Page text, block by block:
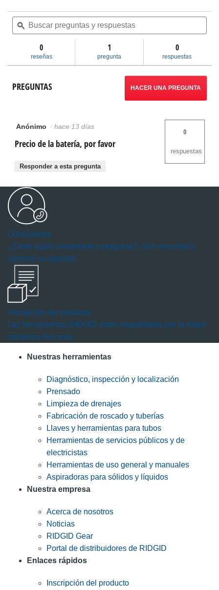
hay
de
de
litio
avanzadas
y
de
18 V
Buscar
preguntas
y
respuestas
ϙ
0
reseñas
1
pregunta
0
respuestas
PREGUNTAS HACER UNA PREGUNTA
Anónimo · hace 13 días
Precio de la batería, por favor
0
respuestas
Responder a esta pregunta
Contáctenos
¿Tiene algún comentario o pregunta? ¡Nos encantaría
conocer su opinión!
Inscripción del producto
Las herramientas RIDGID están respaldadas por la mejor
cobertura del ramo.
Nuestras herramientas
Diagnóstico, inspección y localización
Prensado
Limpieza de drenajes
Fabricación de roscado y tuberías
Llaves y herramientas para tubos
Herramientas de servicios públicos y de
electricistas
Herramientas de uso general y manuales
Aspiradoras para sólidos y líquidos
Nuestra empresa
Acerca de nosotros
Noticias
RIDGID Gear
Portal de distribuidores de RIDGID
Enlaces rápidos
Inscripción del producto